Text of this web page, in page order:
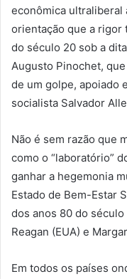
econômica ultraliberal
orientação que a rigor
do século 20 sob a
Augusto Pinochet,
de um golpe, apoiado
socialista Salvador
Não é sem razão que
como o “laboratório”
ganhar a hegemonia
Estado de Bem-Estar
dos anos 80 do
Reagan (EUA) e
Em todos os países